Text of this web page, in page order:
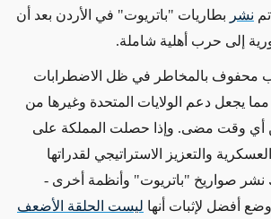
نشر بطاريات "باتريوت" في الأردن بعد أن
إلى حرب أهلية شاملة.
محفوف بالمخاطر في ظل الاضطرابات
مما يجعل دعم الولايات المتحدة وغيرها من
من أي وقت مضى. وإذا حصلت المملكة على
والتعزيز الاستراتيجي لقدراتها
نشر صواريخ "باتريوت" وأنظمة أخرى -
أفضل لإثبات أنها ليست الحلقة الأضعف